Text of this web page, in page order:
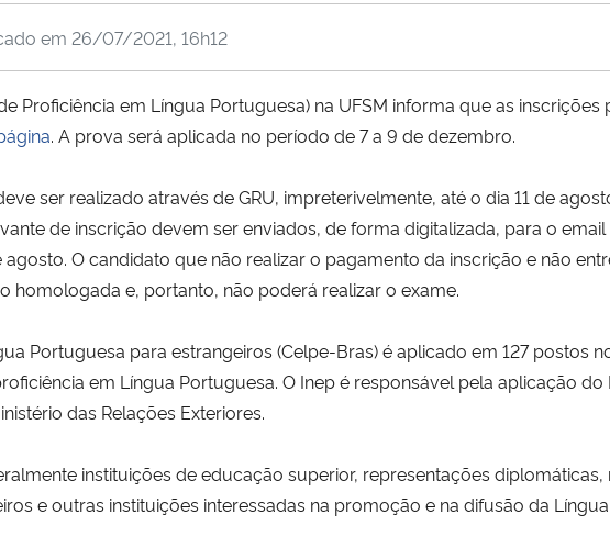
em 26/07/2021, 16h12
Proficiência em Língua Portuguesa) na UFSM informa que as inscrições
. A prova será aplicada no período de 7 a 9 de dezembro.
ser realizado através de GRU, impreterivelmente, até o dia 11 de
de inscrição devem ser enviados, de forma digitalizada, para o email
agosto. O candidato que não realizar o pagamento da inscrição e não
e, portanto, não poderá realizar o exame.
Portuguesa para estrangeiros (Celpe-Bras) é aplicado em 127 postos
em Língua Portuguesa. O Inep é responsável pela aplicação do
das Relações Exteriores.
instituições de educação superior, representações diplomáticas,
e outras instituições interessadas na promoção e na difusão da Língua